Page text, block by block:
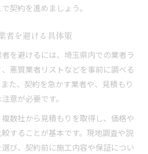
契約を進めましょう。
者を避ける具体策
を避けるには、埼玉県内での業者ラ
悪質業者リストなどを事前に調べる
た、契約を急かす業者や、見積もり
意が必要です。
数社から見積もりを取得し、価格や
することが基本です。現地調査や説
び、契約前に施工内容や保証につい